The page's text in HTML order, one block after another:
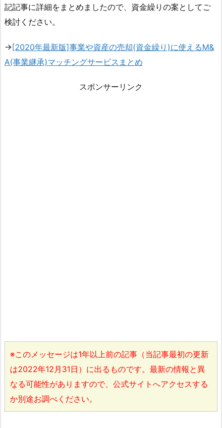
記記事に詳細をまとめましたので、資金繰りの案としてご
検討ください。
→[2020年最新版]事業や資産の売却(資金繰り)に使えるM&
A(事業継承)マッチングサービスまとめ
スポンサーリンク
※このメッセージは1年以上前の記事（当記事最初の更新
は2022年12月31日）に出るものです。最新の情報と異
なる可能性がありますので、公式サイトへアクセスする
か別途お調べください。